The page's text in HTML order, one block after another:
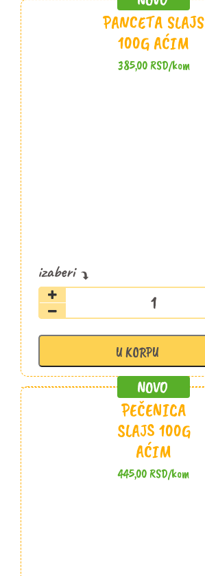
PANCETA SLAJS
100G AĆIM
385,00RSD/kom
Panceta
slajs
Aćim
količina
U KORPU
PEČENICA
SLAJS 100G
AĆIM
445,00RSD/kom